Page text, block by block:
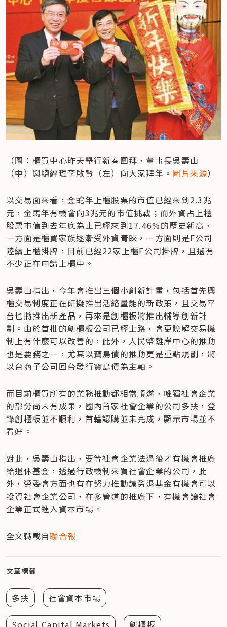
（圖：櫃買中心昨天舉行新春團拜，董事長吳壽山
（中）與總經理李啟賢（左）向大家拜年。 圖片來源）
以交易面來看，金蛇年上櫃股票的市值已經來到2.3兆
元，金馬年有機會向3兆元的市值挑戰；而外資占上櫃
股票市值到去年底為止已經來到17.46%的歷史新高，
一方面是櫃買家族逐漸受外資青睞，一方面則是F公司
陸續上櫃掛牌，目前已經22家上櫃F公司掛牌，且還有
不少正在申請上櫃中。
吳壽山指出，今年會推出三個小創新計畫，包括首先興
櫃交易制度正在研擬推出活絡量能的新政策，且交易平
台也將推出新產品，再來是創櫃板將推出輔導創新計
劃。由於首批的創櫃板公司已經上路，會更瞭解交易機
制上有什麼可以改善的，此外，人民幣離岸中心的推動
也是要務之一，尤其以寶島債的推動更是重點規劃，將
以台商子公司回台發行寶島債為主軸。
而目前櫃買所有的業務推動都相當順遂，唯獨社會企業
的部分尚未有成果，國內首家社會企業的公司多扶，登
錄創櫃板並不順利，首輪認購並未完成，顯示市場並不
看好。
對此，吳壽山指出，要等社會企業法過後才有機會推廣
給退休基金，透過行政機制來買社會企業的公司，此
外，勞委會方面也有在努力推動讓勞退基金有機會可以
投資社會企業公司，在多管道的推廣下，有機會讓社會
企業正式進入資本市場。
全文轉載自聯合報
文章標籤
多扶 社會資本市場